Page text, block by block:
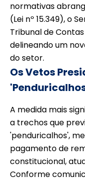
normativas
(Lei nº 15.349), o
Tribunal de Contas
delineando um
do setor.
Os Vetos
A medida mais
a trechos que
'penduricalhos',
pagamento de
constitucional,
Conforme